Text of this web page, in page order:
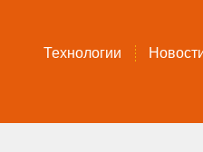
Технологии